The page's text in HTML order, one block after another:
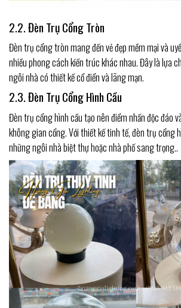
2.2. Đèn Trụ Cổng Tròn
Đèn trụ cổng tròn mang đến vẻ đẹp mềm mại và
nhiều phong cách kiến trúc khác nhau. Đây là lựa
ngôi nhà có thiết kế cổ điển và lãng mạn.
2.3. Đèn Trụ Cổng Hình Cầu
Đèn trụ cổng hình cầu tạo nên điểm nhấn độc đáo
không gian cổng. Với thiết kế tinh tế, đèn trụ cổng
những ngôi nhà biệt thự hoặc nhà phố sang trọng..